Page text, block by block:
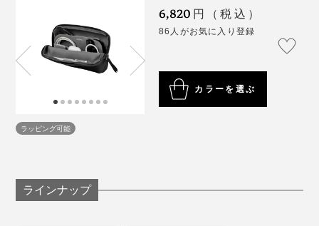
見た目以上の収納力に驚き。しかも、ポーチの底が広が
MONOCOで人気の『Orbitkey』
ジェットポーチでしょう。
クルマ通勤が多い代表・柿山や、経理スタッフは、「2-
in-1テックポーチ」を絶賛。
ラッピング可能
6,820 円（税込）
86人がお気に入り登録
カラーを選ぶ
ラインナップ